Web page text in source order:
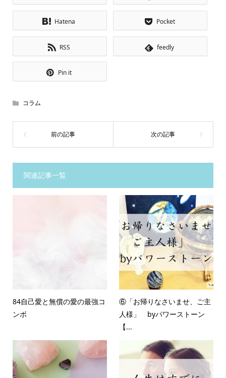
Hatena Pocket
RSS feedly
Pin it
コラム
関連記事一覧
84自己愛と無償の愛の最強コ
ンボ
⑥「お帰りなさいませ、ご主
人様」 byパワーストーン
【...